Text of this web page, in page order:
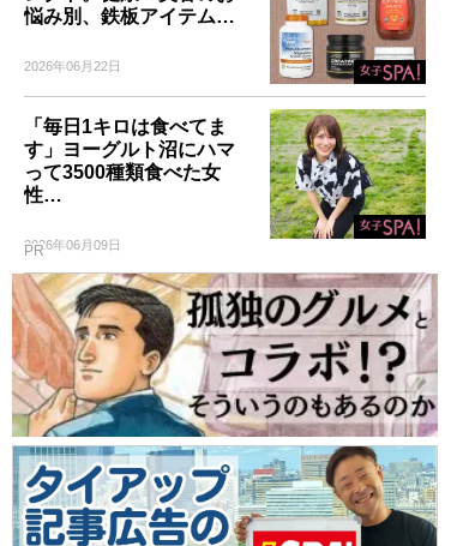
悩み別、鉄板アイテム…
2026年06月22日
「毎日1キロは食べてま
す」ヨーグルト沼にハマ
って3500種類食べた女
性…
2026年06月09日
PR